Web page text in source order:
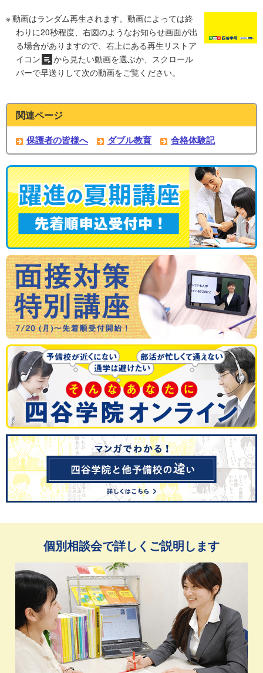
動画はランダム再生されます。動画によっては終
わりに20秒程度、右図のようなお知らせ画面が出
る場合がありますので、右上にある再生リストア
イコン
から見たい動画を選ぶか、スクロール
バーで早送りして次の動画をご覧ください。
関連ページ
保護者の皆様へ ダブル教育 合格体験記
個別相談会で詳しくご説明します